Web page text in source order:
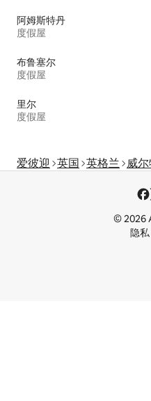
阿姆斯特丹
度假屋
布鲁塞尔
度假屋
里尔
度假屋
爱彼迎 英国 英格兰 威
© 2026
隐私